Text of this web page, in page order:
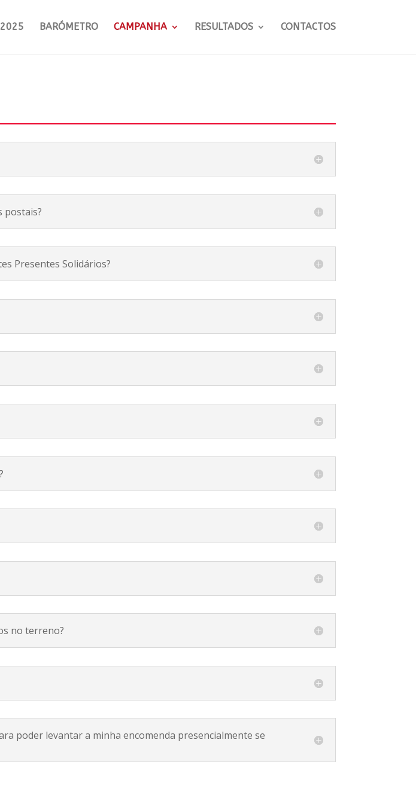
2025 BARÓMETRO CAMPANHA RESULTADOS CONTACTOS
postais?
Presentes Solidários?
no terreno?
poder levantar a minha encomenda presencialmente se